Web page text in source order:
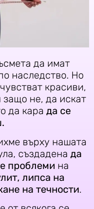
да имат
наследство. Но
красиви,
защо не, да искат
да кара да се
върху нашата
създадена да
проблеми на
липса на
на течности.